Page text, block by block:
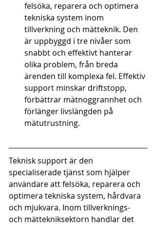
felsöka, reparera och optimera
tekniska system inom
tillverkning och mätteknik. Den
är uppbyggd i tre nivåer som
snabbt och effektivt hanterar
olika problem, från breda
ärenden till komplexa fel. Effektiv
support minskar driftstopp,
förbättrar mätnoggrannhet och
förlänger livslängden på
mätutrustning.
Teknisk support är den
specialiserade tjänst som hjälper
användare att felsöka, reparera och
optimera tekniska system, hårdvara
och mjukvara. Inom tillverknings-
och mättekniksektorn handlar det